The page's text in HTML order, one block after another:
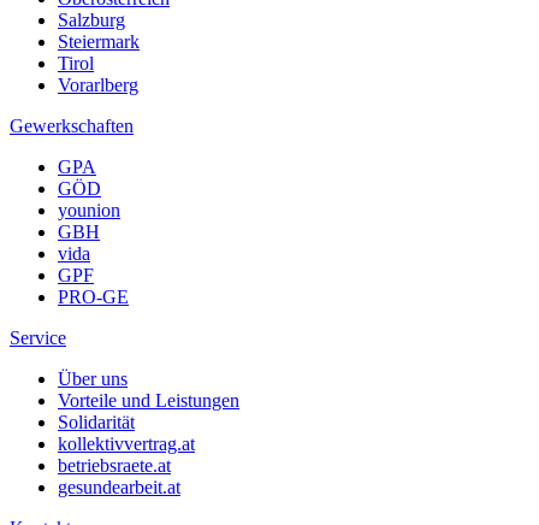
Salzburg
Steiermark
Tirol
Vorarlberg
Gewerkschaften
GPA
GÖD
younion
GBH
vida
GPF
PRO-GE
Service
Über uns
Vorteile und Leistungen
Solidarität
kollektivvertrag.at
betriebsraete.at
gesundearbeit.at